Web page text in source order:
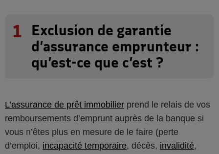
1
Exclusion de garantie
d’assurance emprunteur :
qu’est-ce que c’est ?
L’assurance de prêt immobilier prend le relais de vos
remboursements d’emprunt auprès de la banque si
vous n’êtes plus en mesure de le faire (perte
d’emploi, incapacité temporaire, décès, invalidité,